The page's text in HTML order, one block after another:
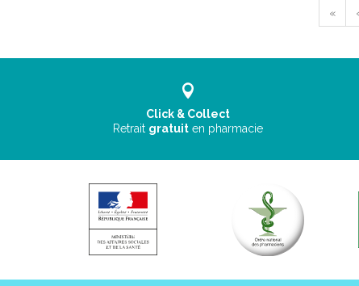
« ‹
Click & Collect
Retrait gratuit en pharmacie